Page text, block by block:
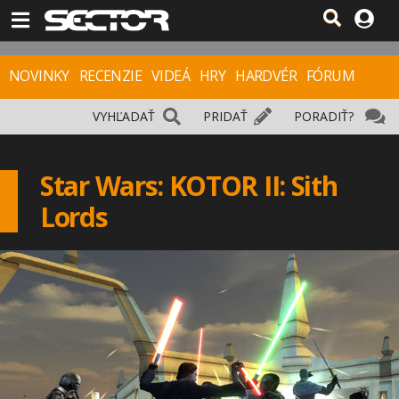
NOVINKY RECENZIE VIDEÁ HRY HARDVÉR FÓRUM
PORADIŤ?
PRIDAŤ
VYHĽADAŤ
Star Wars: KOTOR II: Sith
Lords